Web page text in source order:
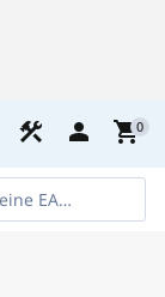
construction person shopping_cart0